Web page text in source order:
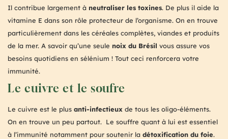
Il contribue largement à neutraliser les toxines. De plus il aide la
vitamine E dans son rôle protecteur de l’organisme. On en trouve
particulièrement dans les céréales complètes, viandes et produits
de la mer. A savoir qu’une seule noix du Brésil vous assure vos
besoins quotidiens en sélénium ! Tout ceci renforcera votre
immunité.
Le cuivre et le soufre
Le cuivre est le plus anti-infectieux de tous les oligo-éléments.
On en trouve un peu partout. Le souffre quant à lui est essentiel
à l’immunité notamment pour soutenir la détoxification du foie.